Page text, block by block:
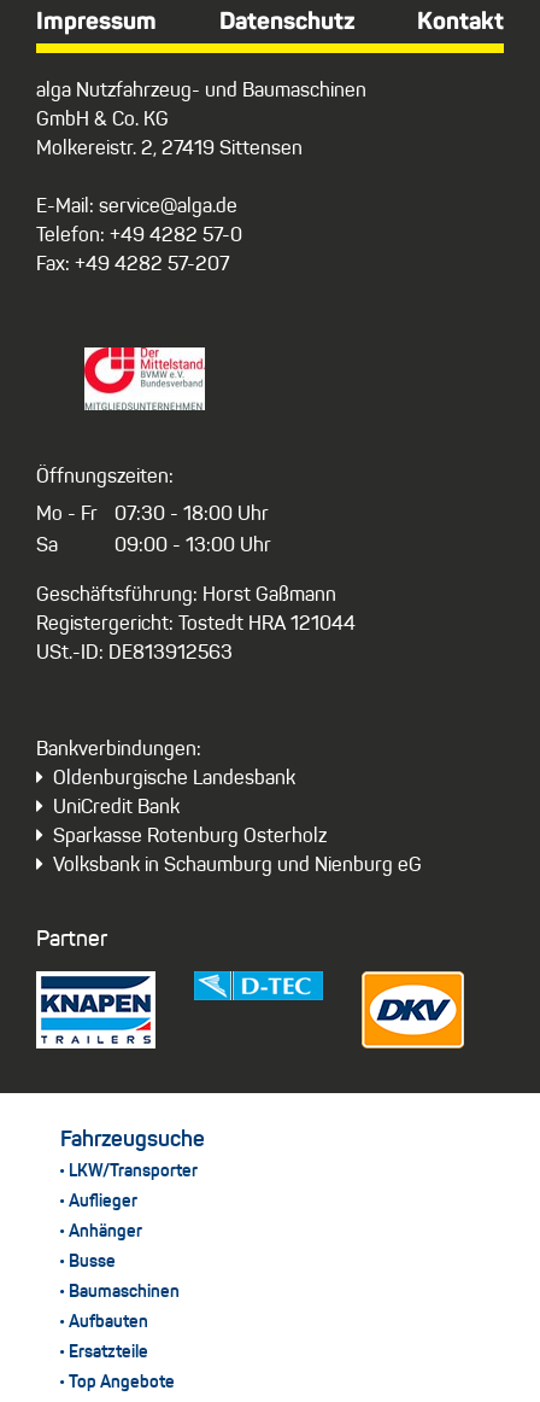
Impressum Datenschutz Kontakt
alga Nutzfahrzeug- und Baumaschinen
GmbH & Co. KG
Molkereistr. 2, 27419 Sittensen
E-Mail: service@alga.de
Telefon: +49 4282 57-0
Fax: +49 4282 57-207
Öffnungszeiten:
Mo - Fr
Sa
07:30 - 18:00 Uhr
09:00 - 13:00 Uhr
Geschäftsführung: Horst Gaßmann
Registergericht: Tostedt HRA 121044
USt.-ID: DE813912563
Bankverbindungen:
Oldenburgische Landesbank
UniCredit Bank
Sparkasse Rotenburg Osterholz
Volksbank in Schaumburg und Nienburg eG
Partner
Fahrzeugsuche
LKW/Transporter
Auflieger
Anhänger
Busse
Baumaschinen
Aufbauten
Ersatzteile
Top Angebote